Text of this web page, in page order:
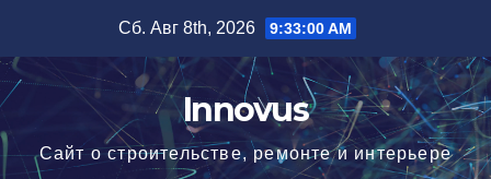
содержимому
Сб. Авг 8th, 2026 9:33:01 AM
Innovus
Сайт о строительстве, ремонте и интерьере